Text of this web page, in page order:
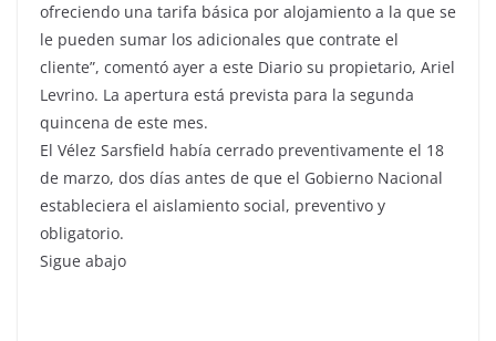
ofreciendo una tarifa básica por alojamiento a la que se
le pueden sumar los adicionales que contrate el
cliente”, comentó ayer a este Diario su propietario, Ariel
Levrino. La apertura está prevista para la segunda
quincena de este mes.
El Vélez Sarsfield había cerrado preventivamente el 18
de marzo, dos días antes de que el Gobierno Nacional
estableciera el aislamiento social, preventivo y
obligatorio.
Sigue abajo